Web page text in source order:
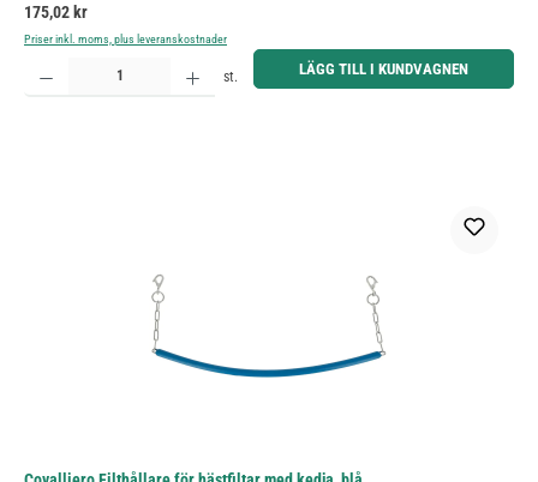
Ordinarie pris:
175,02 kr
Priser inkl. moms, plus leveranskostnader
Produktkvantitet: Ange önskat belopp eller använd knapparna för att öka eller minska kvantiteten.
st. LÄGG TILL I KUNDVAGNEN